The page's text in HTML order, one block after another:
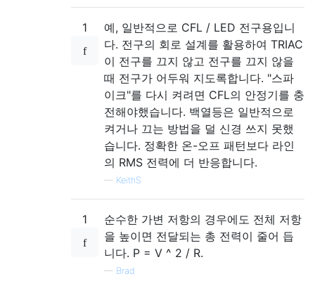
1
예, 일반적으로 CFL / LED 전구용입니
다. 전구의 회로 설계를 활용하여 TRIAC
이 전구를 끄지 않고 전구를 끄지 않을
때 전구가 어두워 지도록합니다. "스파
이크"를 다시 켜려면 CFL의 안정기를 충
전해야했습니다. 백열등은 일반적으로
켜거나 끄는 방법을 덜 신경 쓰지 못했
습니다. 정확한 온-오프 패턴보다 라인
의 RMS 전력에 더 반응합니다.
— KeithS
1
순수한 가변 저항의 경우에도 전체 저항
을 높이면 전달되는 총 전력이 줄어 듭
니다. P = V ^ 2 / R.
— Brad